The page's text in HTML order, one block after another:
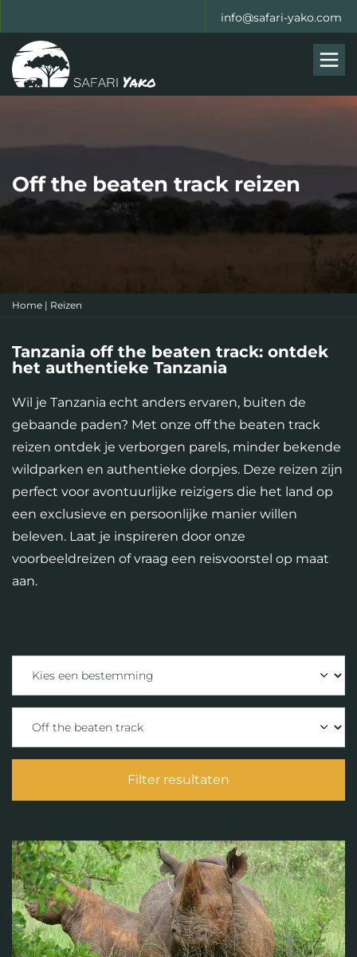
info@safari-yako.com
Off the beaten track reizen
Home | Reizen
Tanzania off the beaten track: ontdek
het authentieke Tanzania
Wil je Tanzania echt anders ervaren, buiten de
gebaande paden? Met onze off the beaten track
reizen ontdek je verborgen parels, minder bekende
wildparken en authentieke dorpjes. Deze reizen zijn
perfect voor avontuurlijke reizigers die het land op
een exclusieve en persoonlijke manier willen
beleven. Laat je inspireren door onze
voorbeeldreizen of vraag een reisvoorstel op maat
aan.
Filter resultaten